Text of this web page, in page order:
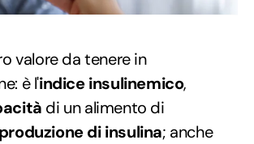
valore da tenere in
è l'indice insulinemico,
di un alimento di
produzione di insulina; anche